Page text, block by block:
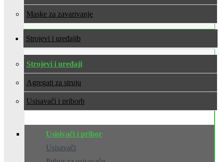
Maske za zavarivanje
Strojevi i uređaji
Strojevi i uređaji
Agregati za struju
Usisavači i pribor
Usisivači i pribor
Usisavači